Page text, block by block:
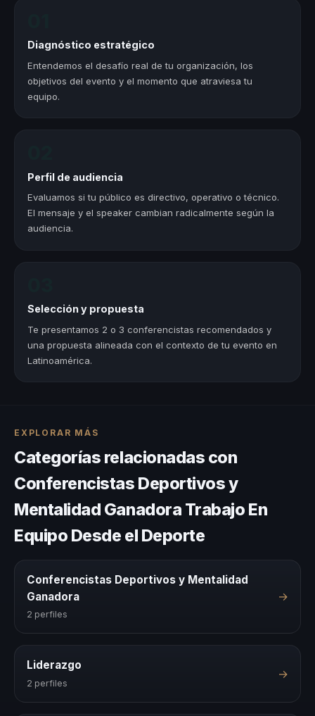
Diagnóstico estratégico
Entendemos el desafío real de tu organización, los
objetivos del evento y el momento que atraviesa tu
equipo.
Perfil de audiencia
Evaluamos si tu público es directivo, operativo o técnico.
El mensaje y el speaker cambian radicalmente según la
audiencia.
Selección y propuesta
Te presentamos 2 o 3 conferencistas recomendados y
una propuesta alineada con el contexto de tu evento en
Latinoamérica.
EXPLORAR MÁS
Categorías relacionadas con
Conferencistas Deportivos y
Mentalidad Ganadora Trabajo En
Equipo Desde el Deporte
Conferencistas Deportivos y Mentalidad
Ganadora
2 perfiles
→
Liderazgo
2 perfiles
→